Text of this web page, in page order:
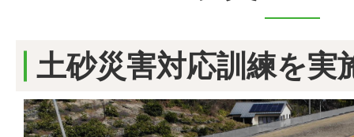
土砂災害対応訓練を実